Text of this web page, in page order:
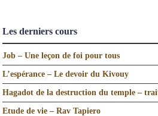
Les derniers cours
Job – Une leçon de foi pour tous
L’espérance – Le devoir du Kivouy
Hagadot de la destruction du temple –
Etude de vie – Rav Tapiero